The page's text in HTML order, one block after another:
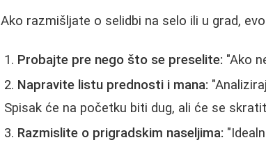
Ako razmišljate o selidbi na selo ili u grad,
Probajte pre nego što se preselite: "Ako
Napravite listu prednosti i mana:
Spisak će na početku biti dug, ali će se
Razmislite o prigradskim naseljima: